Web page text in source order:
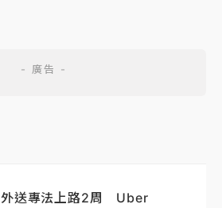
外送專法上路2周 Uber